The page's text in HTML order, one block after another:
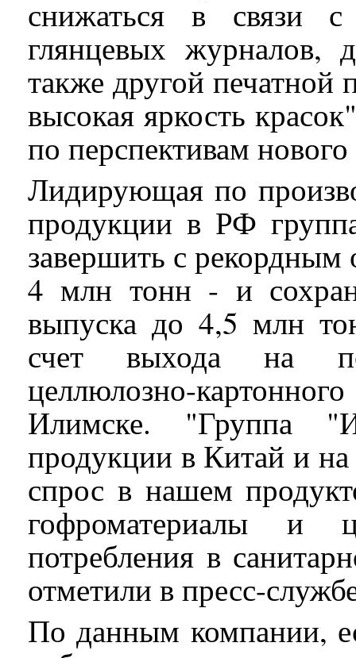
снижаться в связи с
глянцевых журналов,
также другой печатной
высокая яркость
по перспективам
Лидирующая по
продукции в РФ
завершить с рекордным
4 млн тонн - и
выпуска до 4,5 млн
счет выхода на
целлюлозно-
Илимске. "Группа
продукции в Китай и
спрос в нашем
гофроматериалы и
потребления в
отметили в пресс-
По данным компании,